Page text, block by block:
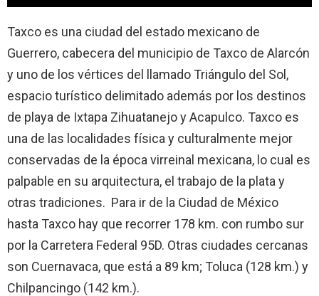
Taxco es una ciudad del estado mexicano de
Guerrero, cabecera del municipio de Taxco de Alarcón
y uno de los vértices del llamado Triángulo del Sol,
espacio turístico delimitado además por los destinos
de playa de Ixtapa Zihuatanejo y Acapulco. Taxco es
una de las localidades física y culturalmente mejor
conservadas de la época virreinal mexicana, lo cual es
palpable en su arquitectura, el trabajo de la plata y
otras tradiciones. Para ir de la Ciudad de México
hasta Taxco hay que recorrer 178 km. con rumbo sur
por la Carretera Federal 95D. Otras ciudades cercanas
son Cuernavaca, que está a 89 km; Toluca (128 km.) y
Chilpancingo (142 km.).